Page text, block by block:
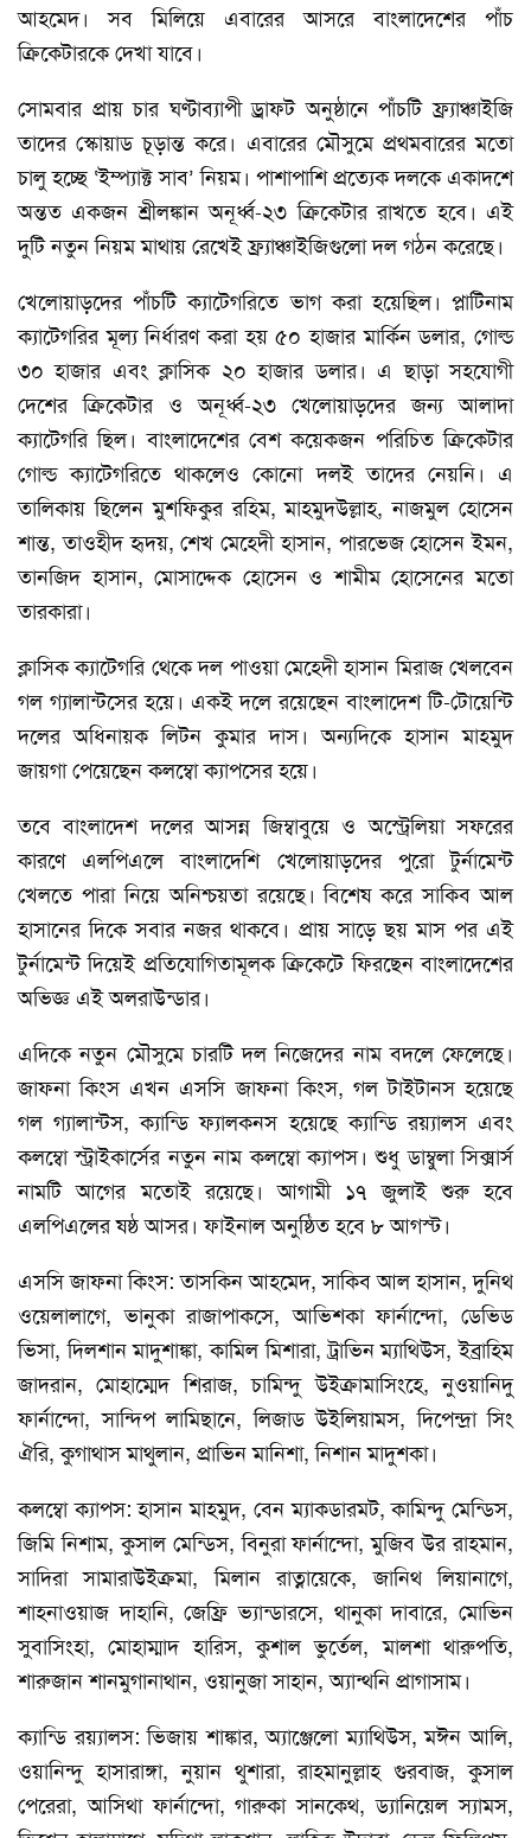
আহমেদ। সব মিলিয়ে এবারের আসরে বাংলাদেশের পাঁচ
ক্রিকেটারকে দেখা যাবে।
সোমবার প্রায় চার ঘণ্টাব্যাপী ড্রাফট অনুষ্ঠানে পাঁচটি ফ্র্যাঞ্চাইজি
তাদের স্কোয়াড চূড়ান্ত করে। এবারের মৌসুমে প্রথমবারের মতো
চালু হচ্ছে ‘ইম্প্যাক্ট সাব’ নিয়ম। পাশাপাশি প্রত্যেক দলকে একাদশে
অন্তত একজন শ্রীলঙ্কান অনূর্ধ্ব-২৩ ক্রিকেটার রাখতে হবে। এই
দুটি নতুন নিয়ম মাথায় রেখেই ফ্র্যাঞ্চাইজিগুলো দল গঠন করেছে।
খেলোয়াড়দের পাঁচটি ক্যাটেগরিতে ভাগ করা হয়েছিল। প্লাটিনাম
ক্যাটেগরির মূল্য নির্ধারণ করা হয় ৫০ হাজার মার্কিন ডলার, গোল্ড
৩০ হাজার এবং ক্লাসিক ২০ হাজার ডলার। এ ছাড়া সহযোগী
দেশের ক্রিকেটার ও অনূর্ধ্ব-২৩ খেলোয়াড়দের জন্য আলাদা
ক্যাটেগরি ছিল। বাংলাদেশের বেশ কয়েকজন পরিচিত ক্রিকেটার
গোল্ড ক্যাটেগরিতে থাকলেও কোনো দলই তাদের নেয়নি। এ
তালিকায় ছিলেন মুশফিকুর রহিম, মাহমুদউল্লাহ, নাজমুল হোসেন
শান্ত, তাওহীদ হৃদয়, শেখ মেহেদী হাসান, পারভেজ হোসেন ইমন,
তানজিদ হাসান, মোসাদ্দেক হোসেন ও শামীম হোসেনের মতো
তারকারা।
ক্লাসিক ক্যাটেগরি থেকে দল পাওয়া মেহেদী হাসান মিরাজ খেলবেন
গল গ্যালান্টসের হয়ে। একই দলে রয়েছেন বাংলাদেশ টি-টোয়েন্টি
দলের অধিনায়ক লিটন কুমার দাস। অন্যদিকে হাসান মাহমুদ
জায়গা পেয়েছেন কলম্বো ক্যাপসের হয়ে।
তবে বাংলাদেশ দলের আসন্ন জিম্বাবুয়ে ও অস্ট্রেলিয়া সফরের
কারণে এলপিএলে বাংলাদেশি খেলোয়াড়দের পুরো টুর্নামেন্ট
খেলতে পারা নিয়ে অনিশ্চয়তা রয়েছে। বিশেষ করে সাকিব আল
হাসানের দিকে সবার নজর থাকবে। প্রায় সাড়ে ছয় মাস পর এই
টুর্নামেন্ট দিয়েই প্রতিযোগিতামূলক ক্রিকেটে ফিরছেন বাংলাদেশের
অভিজ্ঞ এই অলরাউন্ডার।
এদিকে নতুন মৌসুমে চারটি দল নিজেদের নাম বদলে ফেলেছে।
জাফনা কিংস এখন এসসি জাফনা কিংস, গল টাইটানস হয়েছে
গল গ্যালান্টস, ক্যান্ডি ফ্যালকনস হয়েছে ক্যান্ডি রয়্যালস এবং
কলম্বো স্ট্রাইকার্সের নতুন নাম কলম্বো ক্যাপস। শুধু ডাম্বুলা সিক্সার্স
নামটি আগের মতোই রয়েছে। আগামী ১৭ জুলাই শুরু হবে
এলপিএলের ষষ্ঠ আসর। ফাইনাল অনুষ্ঠিত হবে ৮ আগস্ট।
এসসি জাফনা কিংস: তাসকিন আহমেদ, সাকিব আল হাসান, দুনিথ
ওয়েলালাগে, ভানুকা রাজাপাকসে, আভিশকা ফার্নান্দো, ডেভিড
ভিসা, দিলশান মাদুশাঙ্কা, কামিল মিশারা, ট্রাভিন ম্যাথিউস, ইব্রাহিম
জাদরান, মোহাম্মেদ শিরাজ, চামিন্দু উইক্রামাসিংহে, নুওয়ানিদু
ফার্নান্দো, সান্দিপ লামিছানে, লিজাড উইলিয়ামস, দিপেন্দ্রা সিং
ঐরি, কুগাথাস মাথুলান, প্রাভিন মানিশা, নিশান মাদুশকা।
কলম্বো ক্যাপস: হাসান মাহমুদ, বেন ম্যাকডারমট, কামিন্দু মেন্ডিস,
জিমি নিশাম, কুসাল মেন্ডিস, বিনুরা ফার্নান্দো, মুজিব উর রাহমান,
সাদিরা সামারাউইক্রমা, মিলান রাত্নায়েকে, জানিথ লিয়ানাগে,
শাহনাওয়াজ দাহানি, জেফ্রি ভ্যান্ডারসে, থানুকা দাবারে, মোভিন
সুবাসিংহা, মোহাম্মাদ হারিস, কুশাল ভুর্তেল, মালশা থারুপতি,
শারুজান শানমুগানাথান, ওয়ানুজা সাহান, অ্যান্থনি প্রাগাসাম।
ক্যান্ডি রয়্যালস: ভিজায় শাঙ্কার, অ্যাঞ্জেলো ম্যাথিউস, মঈন আলি,
ওয়ানিন্দু হাসারাঙ্গা, নুয়ান থুশারা, রাহমানুল্লাহ গুরবাজ, কুসাল
পেরেরা, আসিথা ফার্নান্দো, গারুকা সানকেথ, ড্যানিয়েল স্যামস,